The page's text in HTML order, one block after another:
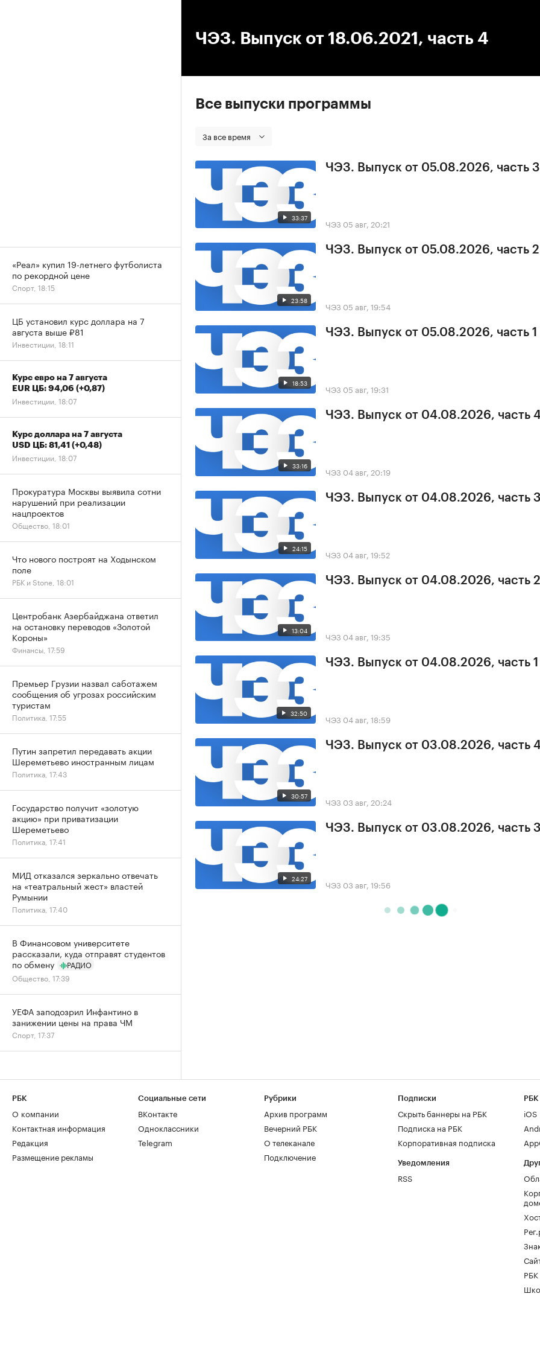
ЧЭЗ. Выпуск от 18.06.2021, часть 4
Все выпуски программы
За все время
33:37
ЧЭЗ. Выпуск от 05.08.2026, часть 3
ЧЭЗ 05 авг, 20:21
23:58
ЧЭЗ. Выпуск от 05.08.2026, часть 2
ЧЭЗ 05 авг, 19:54
18:53
ЧЭЗ. Выпуск от 05.08.2026, часть 1
ЧЭЗ 05 авг, 19:31
33:16
ЧЭЗ. Выпуск от 04.08.2026, часть
ЧЭЗ 04 авг, 20:19
24:15
ЧЭЗ. Выпуск от 04.08.2026, часть
ЧЭЗ 04 авг, 19:52
13:04
ЧЭЗ. Выпуск от 04.08.2026, часть 2
ЧЭЗ 04 авг, 19:35
32:50
ЧЭЗ. Выпуск от 04.08.2026, часть 1
ЧЭЗ 04 авг, 18:59
30:57
ЧЭЗ. Выпуск от 03.08.2026, часть
ЧЭЗ 03 авг, 20:24
24:27
ЧЭЗ. Выпуск от 03.08.2026, часть
ЧЭЗ 03 авг, 19:56
«Реал» купил 19-летнего футболиста
по рекордной цене
Спорт, 18:15
ЦБ установил курс доллара на 7
августа выше ₽81
Инвестиции, 18:11
Курс евро на 7 августа
EUR ЦБ: 94,06 (+0,87)
Инвестиции, 18:07
Курс доллара на 7 августа
USD ЦБ: 81,41 (+0,48)
Инвестиции, 18:07
Прокуратура Москвы выявила сотни
нарушений при реализации
нацпроектов
Общество, 18:01
Что нового построят на Ходынском
поле
РБК и Stone, 18:01
Центробанк Азербайджана ответил
на остановку переводов «Золотой
Короны»
Финансы, 17:59
Премьер Грузии назвал саботажем
сообщения об угрозах российским
туристам
Политика, 17:55
Путин запретил передавать акции
Шереметьево иностранным лицам
Политика, 17:43
Государство получит «золотую
акцию» при приватизации
Шереметьево
Политика, 17:41
МИД отказался зеркально отвечать
на «театральный жест» властей
Румынии
Политика, 17:40
В Финансовом университете
рассказали, куда отправят студентов
по обмену
РАДИО
Общество, 17:39
УЕФА заподозрил Инфантино в
занижении цены на права ЧМ
Спорт, 17:37
РБК
О компании
Контактная информация
Редакция
Размещение рекламы
Социальные сети
ВКонтакте
Одноклассники
Telegram
Рубрики
Архив программ
Вечерний РБК
О телеканале
Подключение
Подписки
Скрыть баннеры на РБК
Подписка на РБК
Корпоративная подписка
Уведомления
RSS
РБК
iOS